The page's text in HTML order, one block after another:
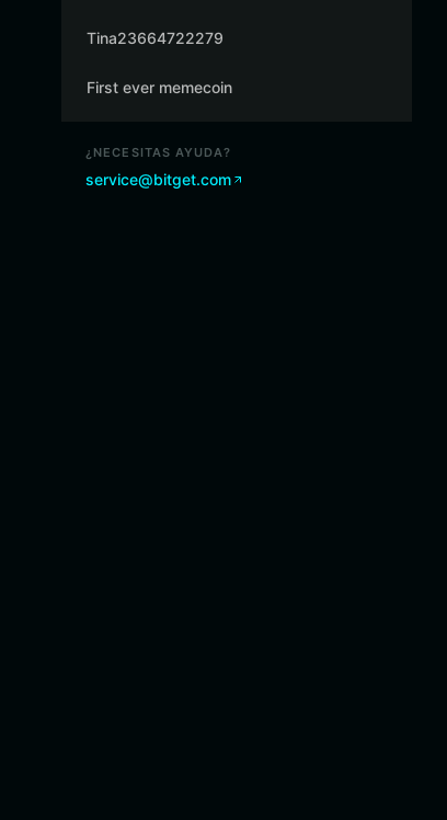
Tina23664722279
First ever memecoin
¿NECESITAS AYUDA?
service@bitget.com